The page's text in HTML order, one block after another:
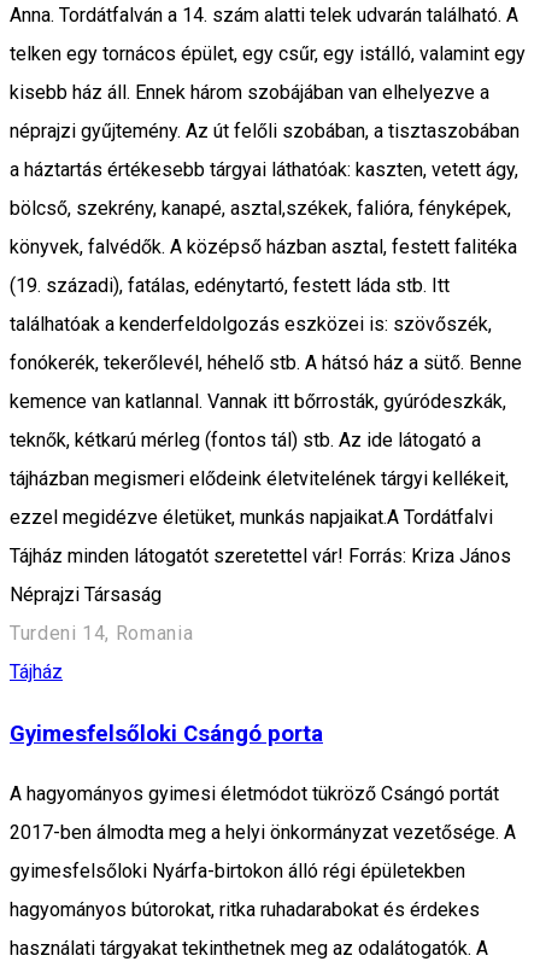
Anna. Tordátfalván a 14. szám alatti telek udvarán található. A
telken egy tornácos épület, egy csűr, egy istálló, valamint egy
kisebb ház áll. Ennek három szobájában van elhelyezve a
néprajzi gyűjtemény. Az út felőli szobában, a tisztaszobában
a háztartás értékesebb tárgyai láthatóak: kaszten, vetett ágy,
bölcső, szekrény, kanapé, asztal,székek, falióra, fényképek,
könyvek, falvédők. A középső házban asztal, festett falitéka
(19. századi), fatálas, edénytartó, festett láda stb. Itt
találhatóak a kenderfeldolgozás eszközei is: szövőszék,
fonókerék, tekerőlevél, héhelő stb. A hátsó ház a sütő. Benne
kemence van katlannal. Vannak itt bőrrosták, gyúródeszkák,
teknők, kétkarú mérleg (fontos tál) stb. Az ide látogató a
tájházban megismeri elődeink életvitelének tárgyi kellékeit,
ezzel megidézve életüket, munkás napjaikat.A Tordátfalvi
Tájház minden látogatót szeretettel vár! Forrás: Kriza János
Néprajzi Társaság
Turdeni 14, Romania
Tájház
Gyimesfelsőloki Csángó porta
A hagyományos gyimesi életmódot tükröző Csángó portát
2017-ben álmodta meg a helyi önkormányzat vezetősége. A
gyimesfelsőloki Nyárfa-birtokon álló régi épületekben
hagyományos bútorokat, ritka ruhadarabokat és érdekes
használati tárgyakat tekinthetnek meg az odalátogatók. A